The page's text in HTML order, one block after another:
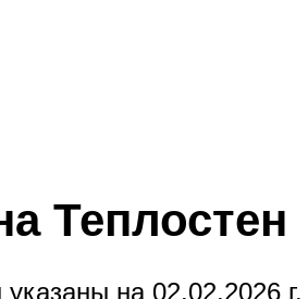
Теплостен
на 02.02.2026 г.